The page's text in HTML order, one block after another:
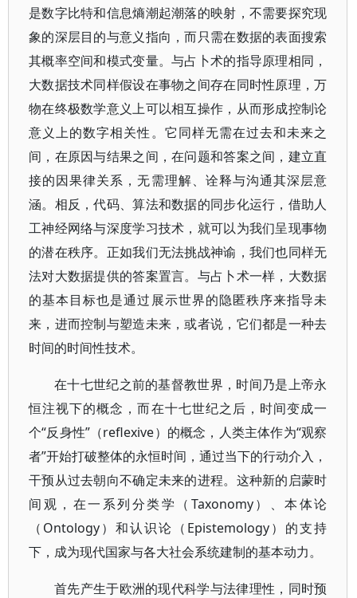
是数字比特和信息熵潮起潮落的映射，不需要探究现
象的深层目的与意义指向，而只需在数据的表面搜索
其概率空间和模式变量。与占卜术的指导原理相同，
大数据技术同样假设在事物之间存在同时性原理，万
物在终极数学意义上可以相互操作，从而形成控制论
意义上的数字相关性。它同样无需在过去和未来之
间，在原因与结果之间，在问题和答案之间，建立直
接的因果律关系，无需理解、诠释与沟通其深层意
涵。相反，代码、算法和数据的同步化运行，借助人
工神经网络与深度学习技术，就可以为我们呈现事物
的潜在秩序。正如我们无法挑战神谕，我们也同样无
法对大数据提供的答案置言。与占卜术一样，大数据
的基本目标也是通过展示世界的隐匿秩序来指导未
来，进而控制与塑造未来，或者说，它们都是一种去
时间的时间性技术。
在十七世纪之前的基督教世界，时间乃是上帝永
恒注视下的概念，而在十七世纪之后，时间变成一
个“反身性”（reflexive）的概念，人类主体作为“观察
者”开始打破整体的永恒时间，通过当下的行动介入，
干预从过去朝向不确定未来的进程。这种新的启蒙时
间观，在一系列分类学（Taxonomy）、本体论
（Ontology）和认识论（Epistemology）的支持
下，成为现代国家与各大社会系统建制的基本动力。
首先产生于欧洲的现代科学与法律理性，同时预